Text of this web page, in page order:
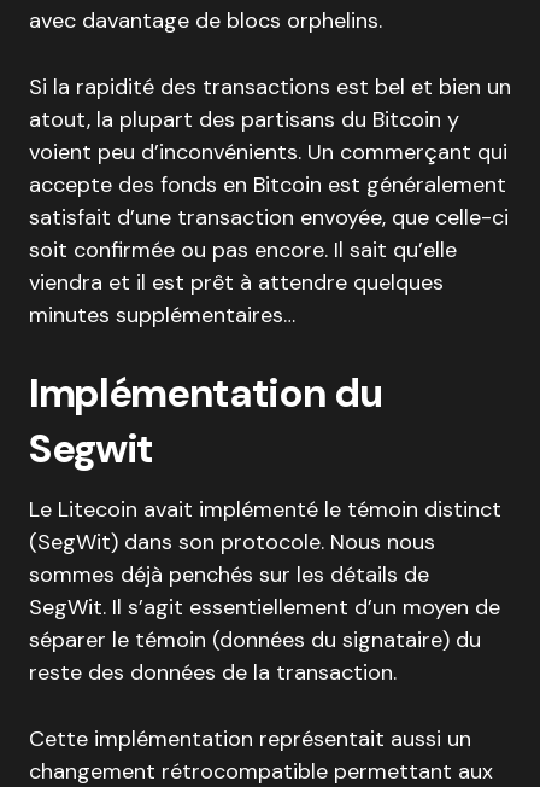
avec davantage de blocs orphelins.
Si la rapidité des transactions est bel et bien un
atout, la plupart des partisans du Bitcoin y
voient peu d’inconvénients. Un commerçant qui
accepte des fonds en Bitcoin est généralement
satisfait d’une transaction envoyée, que celle-ci
soit confirmée ou pas encore. Il sait qu’elle
viendra et il est prêt à attendre quelques
minutes supplémentaires…
Implémentation du
Segwit
Le Litecoin avait implémenté le témoin distinct
(SegWit) dans son protocole. Nous nous
sommes déjà penchés sur les détails de
SegWit. Il s’agit essentiellement d’un moyen de
séparer le témoin (données du signataire) du
reste des données de la transaction.
Cette implémentation représentait aussi un
changement rétrocompatible permettant aux